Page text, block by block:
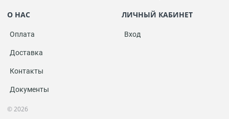
О НАС
Оплата
Доставка
Контакты
Документы
ЛИЧНЫЙ КАБИНЕТ
Вход
© 2026